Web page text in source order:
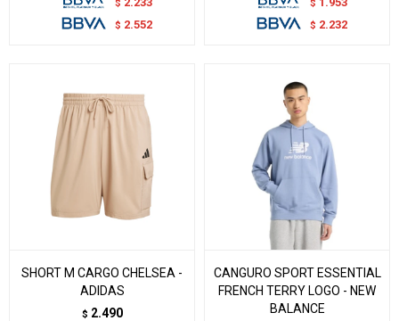
$
$ 2.552
$
$ 2.232
SHORT M CARGO CHELSEA -
ADIDAS
$ 2.490
CANGURO SPORT ESSENTIAL
FRENCH TERRY LOGO - NEW
BALANCE